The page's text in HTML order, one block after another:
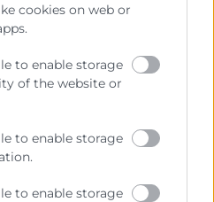
cookies on web or
to enable storage
of the website or
to enable storage
to enable storage
y CaixaBank(Imagen)
y Olga García renuevan el
y CaixaBank 2
(Imagen)